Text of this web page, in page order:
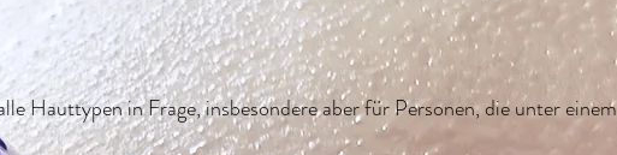
Hauttypen in Frage, insbesondere aber für Personen, die unter einem